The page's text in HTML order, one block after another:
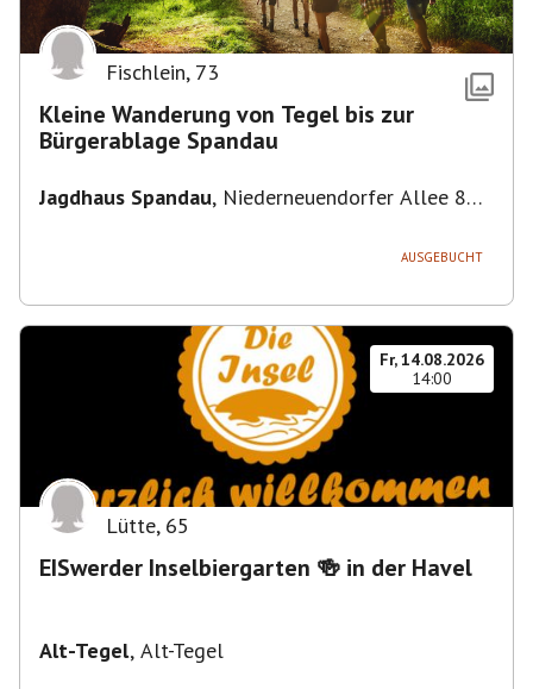
Fischlein, 73
Kleine Wanderung von Tegel bis zur
Bürgerablage Spandau
Jagdhaus Spandau, Niederneuendorfer Allee 80,
AUSGEBUCHT
Fr, 14.08.2026
14:00
Lütte, 65
EISwerder Inselbiergarten 🍻 in der Havel
Alt-Tegel, Alt-Tegel